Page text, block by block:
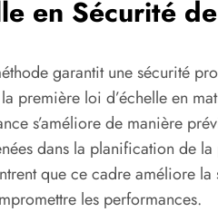
en Sécurité
garantit une sécurité
première loi d’échelle en
s’améliore de manière
dans la planification de
que ce cadre améliore
les performances.